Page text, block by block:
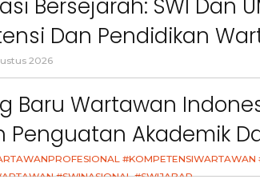
Bersejarah: SWI Dan
Dan Pendidikan
2026
Baru Wartawan
Penguatan Akademik
#KOMPETENSIWARTAWAN
#SWINASIONAL #SWIJABAR
Pemkab Bandung Barat